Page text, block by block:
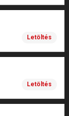
Letöltés
Letöltés